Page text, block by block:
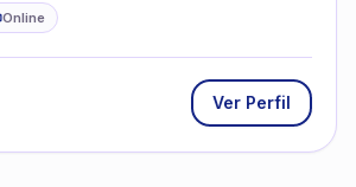
Online
Ver Perfil